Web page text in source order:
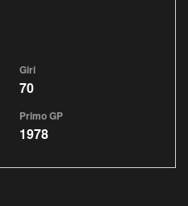
Giri
70
Primo GP
1978